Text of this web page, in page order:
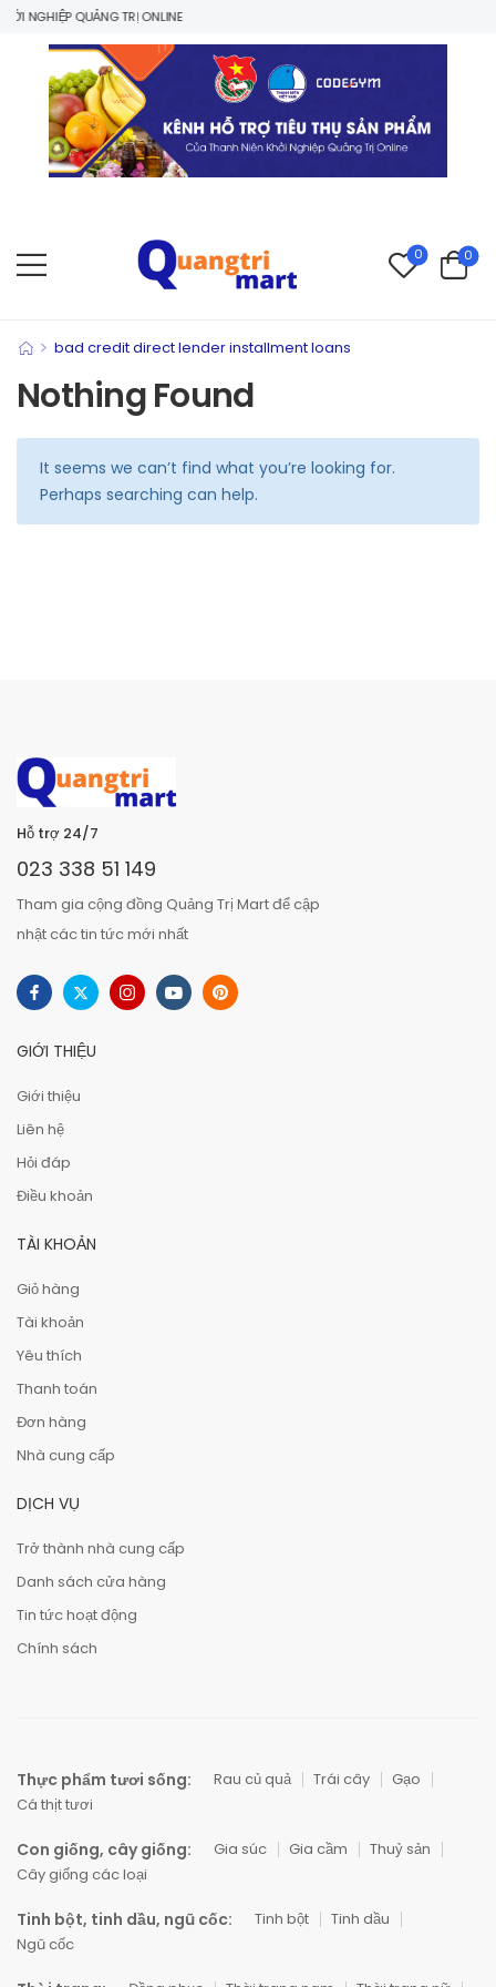
NGHIỆP QUẢNG TRỊ ONLINE
0 0
> bad credit direct lender installment loans
Nothing Found
It seems we can’t find what you’re looking for.
Perhaps searching can help.
Hỗ trợ 24/7
023 338 51 149
Tham gia cộng đồng Quảng Trị Mart để cập
nhật các tin tức mới nhất
GIỚI THIỆU
Giới thiệu
Liên hệ
Hỏi đáp
Điều khoản
TÀI KHOẢN
Giỏ hàng
Tài khoản
Yêu thích
Thanh toán
Đơn hàng
Nhà cung cấp
DỊCH VỤ
Trở thành nhà cung cấp
Danh sách cửa hàng
Tin tức hoạt động
Chính sách
Thực phẩm tươi sống: Rau củ quả Trái cây
Gạo
Cá thịt tươi
Con giống, cây giống: Gia súc Gia cầm
Thuỷ sản
Cây giống các loại
Tinh bột, tinh dầu, ngũ cốc: Tinh bột
Tinh dầu
Ngũ cốc